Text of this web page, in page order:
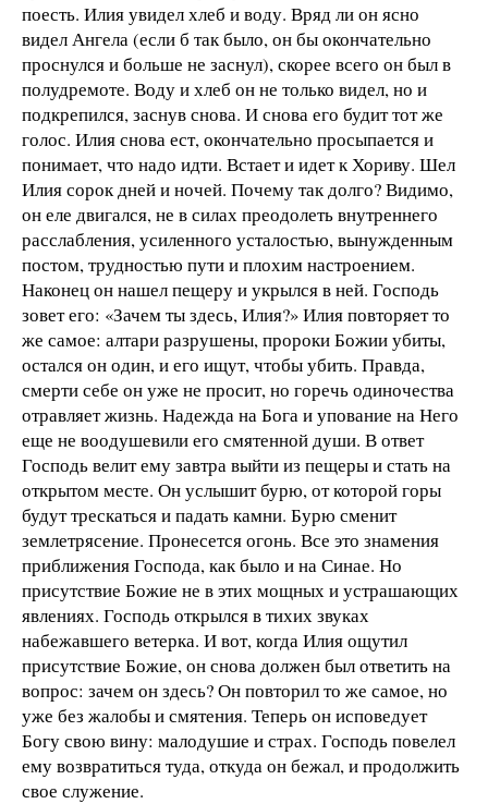
поесть. Илия увидел хлеб и воду. Вряд ли он ясно
видел Ангела (если б так было, он бы окончательно
проснулся и больше не заснул), скорее всего он был в
полудремоте. Воду и хлеб он не только видел, но и
подкрепился, заснув снова. И снова его будит тот же
голос. Илия снова ест, окончательно просыпается и
понимает, что надо идти. Встает и идет к Хориву. Шел
Илия сорок дней и ночей. Почему так долго? Видимо,
он еле двигался, не в силах преодолеть внутреннего
расслабления, усиленного усталостью, вынужденным
постом, трудностью пути и плохим настроением.
Наконец он нашел пещеру и укрылся в ней. Господь
зовет его: «Зачем ты здесь, Илия?» Илия повторяет то
же самое: алтари разрушены, пророки Божии убиты,
остался он один, и его ищут, чтобы убить. Правда,
смерти себе он уже не просит, но горечь одиночества
отравляет жизнь. Надежда на Бога и упование на Него
еще не воодушевили его смятенной души. В ответ
Господь велит ему завтра выйти из пещеры и стать на
открытом месте. Он услышит бурю, от которой горы
будут трескаться и падать камни. Бурю сменит
землетрясение. Пронесется огонь. Все это знамения
приближения Господа, как было и на Синае. Но
присутствие Божие не в этих мощных и устрашающих
явлениях. Господь открылся в тихих звуках
набежавшего ветерка. И вот, когда Илия ощутил
присутствие Божие, он снова должен был ответить на
вопрос: зачем он здесь? Он повторил то же самое, но
уже без жалобы и смятения. Теперь он исповедует
Богу свою вину: малодушие и страх. Господь повелел
ему возвратиться туда, откуда он бежал, и продолжить
свое служение.